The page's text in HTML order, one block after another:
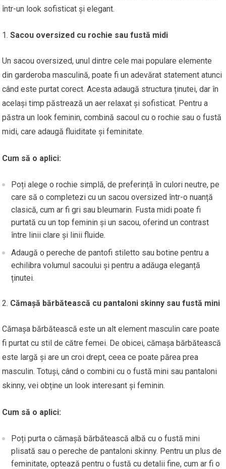
într-un look sofisticat și elegant.
Sacou oversized cu rochie sau fustă midi
Un sacou oversized, unul dintre cele mai populare elemente
din garderoba masculină, poate fi un adevărat statement atunci
când este purtat corect. Acesta adaugă structura ținutei, dar în
același timp păstrează un aer relaxat și sofisticat. Pentru a
păstra un look feminin, combină sacoul cu o rochie sau o fustă
midi, care adaugă fluiditate și feminitate.
Cum să o aplici:
Poți alege o rochie simplă, de preferință în culori neutre, pe
care să o completezi cu un sacou oversized într-o nuanță
clasică, cum ar fi gri sau bleumarin. Fusta midi poate fi
purtată cu un top feminin și un sacou, oferind un contrast
între linii clare și linii fluide.
Adaugă o pereche de pantofi stiletto sau botine pentru a
echilibra volumul sacoului și pentru a adăuga eleganță
ținutei.
Cămașă bărbătească cu pantaloni skinny sau fustă mini
Cămașa bărbătească este un alt element masculin care poate
fi purtat cu stil de către femei. De obicei, cămașa bărbătească
este largă și are un croi drept, ceea ce poate părea prea
masculin. Totuși, când o combini cu o fustă mini sau pantaloni
skinny, vei obține un look interesant și feminin.
Cum să o aplici:
Poți purta o cămașă bărbătească albă cu o fustă mini
plisată sau o pereche de pantaloni skinny. Pentru un plus de
feminitate, optează pentru o fustă cu detalii fine, cum ar fi o